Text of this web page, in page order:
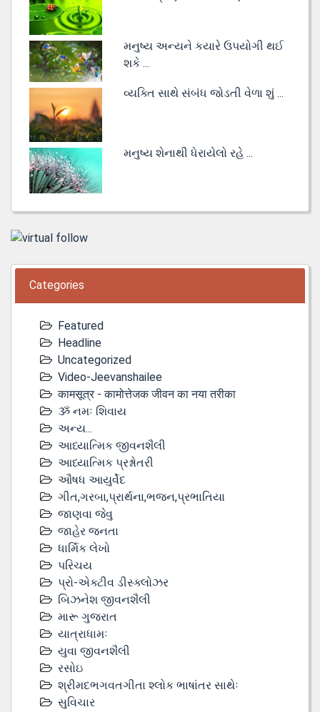
મનુષ્ય અન્યને કયારે ઉપયોગી થઈ
શકે ...
વ્યક્તિ સાથે સંબંધ જોડતી વેળા શું ...
મનુષ્ય શેનાથી ધેરાયેલો રહે ...
Categories
Featured
Headline
Uncategorized
Video-Jeevanshailee
कामसूत्र - कामोत्तेजक जीवन का नया तरीका
ૐ નમઃ શિવાય
અન્ય...
આધ્યાત્મિક જીવનશૈલી
આધ્યાત્મિક પ્રશ્નોતરી
ઔષધ આયુર્વેદ
ગીત,ગરબા,પ્રાર્થના,ભજન,પ્રભાતિયા
જાણવા જેવુ
જાહેર જનતા
ધાર્મિક લેખો
પરિચય
પ્રો-એક્ટીવ ડીસ્‍ક્લોઝર
બિઝનેશ જીવનશૈલી
મારૂ ગુજરાત
યાત્રાધામઃ
યુવા જીવનશૈલી
રસોઇ
શ્રીમદભગવતગીતા શ્લોક ભાષાંતર સાથેઃ
સુવિચાર